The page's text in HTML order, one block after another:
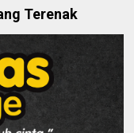
Terenak